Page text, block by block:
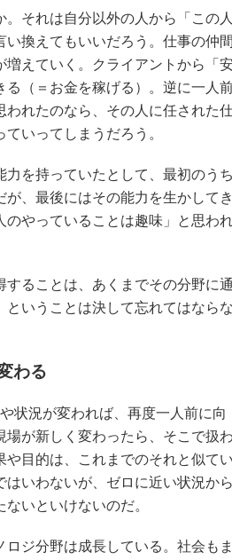
それは自分以外の人から「この人
換えてもいいだろう。仕事の仲間
えていく。クライアントから「
（＝お金を稼げる）。逆に一人
れたのなら、その人に任された
いってしまうだろう。
を持っていたとして、最初のうち
、最後にはその能力を生かしてき
のやっていることは趣味」と思わ
ることは、あくまでその分野に通
いうことは決して忘れてはならな
わる
状況が変われば、再度一人前に向
が新しく変わったら、そこで扱わ
目的は、これまでのそれと似てい
いわないが、ゼロに近い状況から
いといけないのだ。
ジ分野は成長している。社会もま